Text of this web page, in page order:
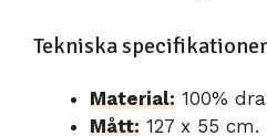
Tekniska specifikationer
Material: 100%
Mått: 127 x 55 cm.